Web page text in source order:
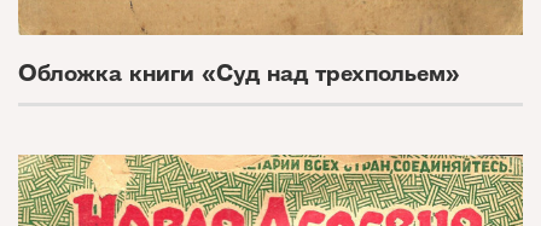
Обложка книги «Суд над трехпольем»